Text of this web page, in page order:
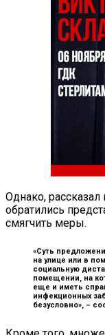
Однако,
обратились
смягчить меры.
«Суть
на улице или в
социальную
помещении, на
еще и иметь
инфекционных
безусловно», –